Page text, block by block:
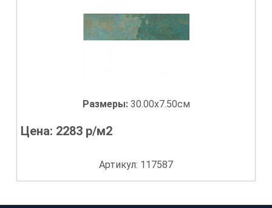
Размеры: 30.00x7.50см
Цена: 2283 р/м2
Артикул: 117587